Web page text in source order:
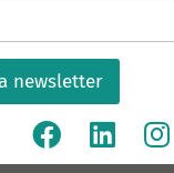
newsletter